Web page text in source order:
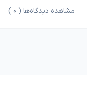
مشاهده دیدگاه‌ها ( ۰